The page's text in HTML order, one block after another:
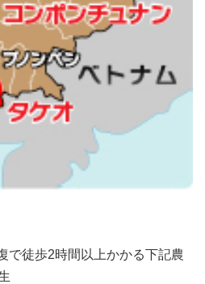
で徒歩2時間以上かかる下記農